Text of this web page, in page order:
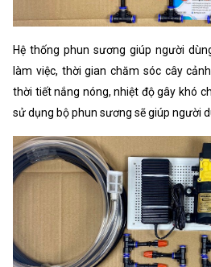
Hệ thống phun sương giúp người
làm việc, thời gian chăm sóc cây
thời tiết nắng nóng, nhiệt độ gây khó
sử dụng bộ phun sương sẽ giúp người